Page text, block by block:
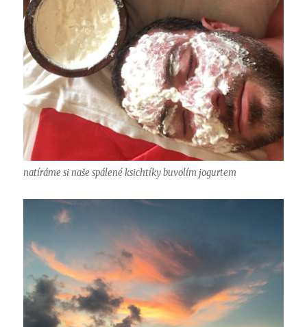
natíráme si naše spálené ksichtíky buvolím jogurtem